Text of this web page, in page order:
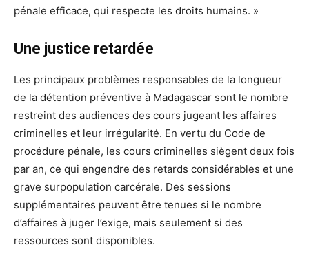
pénale efficace, qui respecte les droits humains. »
Une justice retardée
Les principaux problèmes responsables de la longueur
de la détention préventive à Madagascar sont le nombre
restreint des audiences des cours jugeant les affaires
criminelles et leur irrégularité. En vertu du Code de
procédure pénale, les cours criminelles siègent deux fois
par an, ce qui engendre des retards considérables et une
grave surpopulation carcérale. Des sessions
supplémentaires peuvent être tenues si le nombre
d’affaires à juger l’exige, mais seulement si des
ressources sont disponibles.